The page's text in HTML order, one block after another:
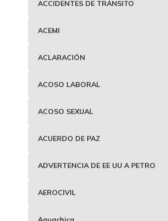
ACCIDENTES DE TRÁNSITO
ACEMI
ACLARACIÓN
ACOSO LABORAL
ACOSO SEXUAL
ACUERDO DE PAZ
ADVERTENCIA DE EE UU A PETRO
AEROCIVIL